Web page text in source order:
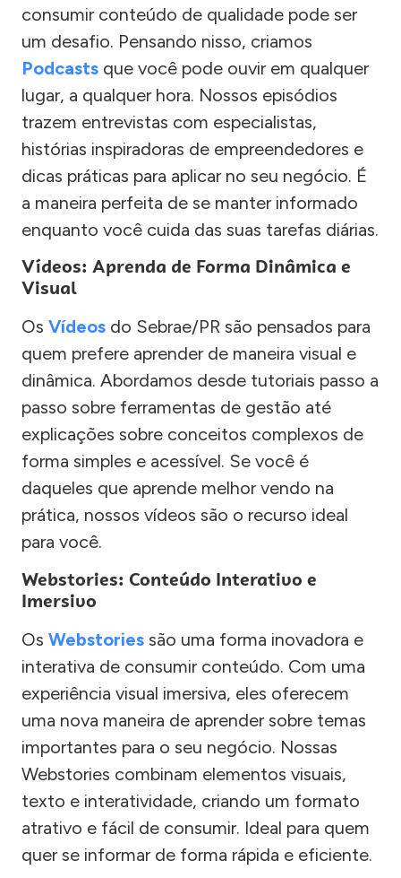
consumir conteúdo de qualidade pode ser
um desafio. Pensando nisso, criamos
Podcasts que você pode ouvir em qualquer
lugar, a qualquer hora. Nossos episódios
trazem entrevistas com especialistas,
histórias inspiradoras de empreendedores e
dicas práticas para aplicar no seu negócio. É
a maneira perfeita de se manter informado
enquanto você cuida das suas tarefas diárias.
Vídeos: Aprenda de Forma Dinâmica e
Visual
Os Vídeos do Sebrae/PR são pensados para
quem prefere aprender de maneira visual e
dinâmica. Abordamos desde tutoriais passo a
passo sobre ferramentas de gestão até
explicações sobre conceitos complexos de
forma simples e acessível. Se você é
daqueles que aprende melhor vendo na
prática, nossos vídeos são o recurso ideal
para você.
Webstories: Conteúdo Interativo e
Imersivo
Os Webstories são uma forma inovadora e
interativa de consumir conteúdo. Com uma
experiência visual imersiva, eles oferecem
uma nova maneira de aprender sobre temas
importantes para o seu negócio. Nossas
Webstories combinam elementos visuais,
texto e interatividade, criando um formato
atrativo e fácil de consumir. Ideal para quem
quer se informar de forma rápida e eficiente.